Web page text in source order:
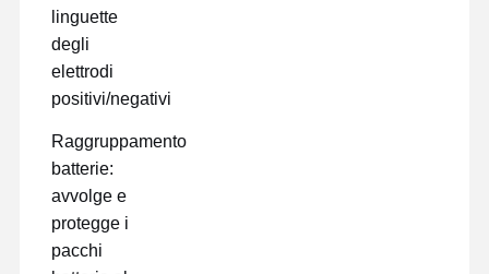
linguette
degli
elettrodi
positivi/negativi
Raggruppamento
batterie:
avvolge e
protegge i
pacchi